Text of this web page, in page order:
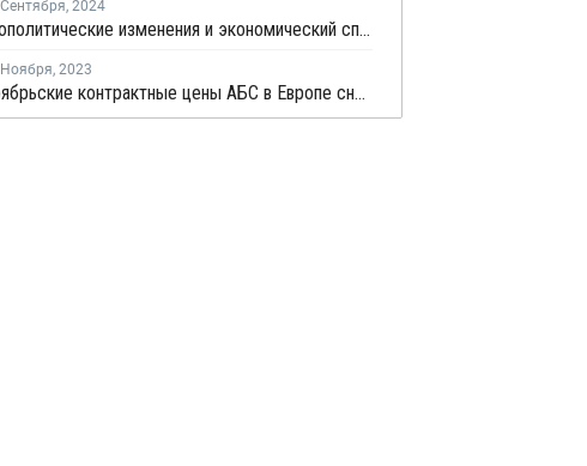
, 2024
Геополитические изменения и экономический спад влияют на цены бензола в Европе
, 2023
Ноябрьские контрактные цены АБС в Европе снизились